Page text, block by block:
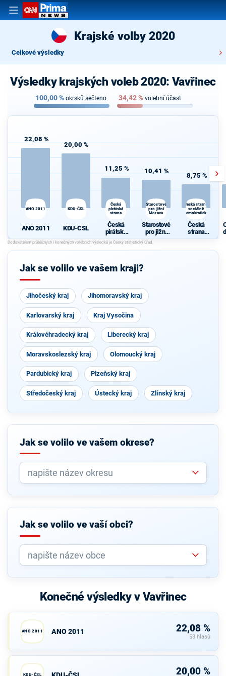
Krajské volby 2020
Celkové výsledky
Výsledky krajských voleb 2020: Vavřinec
100,00% okrsků sečteno 34,42% volební účast
22,08 %
ANO 2011
ANO 2011
20,00 %
KDU-ČSL
KDU-ČSL
11,25 %
Česká
pirátská
strana
Česká
pirátská
strana
10,41 %
Starostové
pro jižní
Moravu
Starostové
pro jižní
Moravu
8,75 %
Česká strana
sociálně
demokratická
Česká
strana
sociálně
cká
Jak se volilo ve vašem kraji?
Jihočeský kraj Jihomoravský kraj
Karlovarský kraj Kraj Vysočina
Královéhradecký kraj Liberecký kraj
Moravskoslezský kraj Olomoucký kraj
Pardubický kraj Plzeňský kraj
Středočeský kraj Ústecký kraj Zlínský kraj
Jak se volilo ve vašem okrese?
Jak se volilo ve vaší obci?
Konečné výsledky v Vavřinec
ANO 2011 ANO 2011 22,08 %
53 hlasů
KDU-ČSL 20,00 %